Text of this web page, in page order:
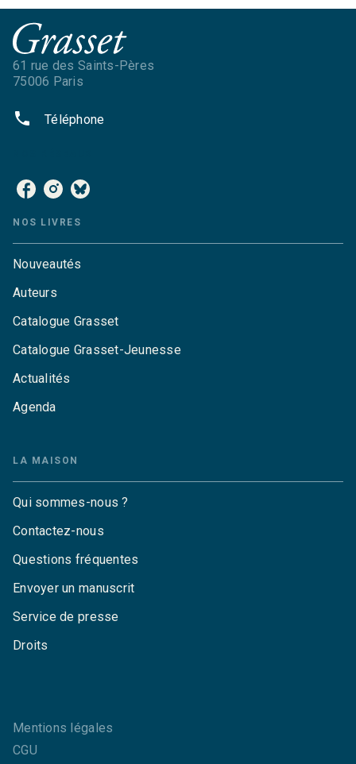
61 rue des Saints-Pères
75006 Paris
phone Téléphone
NOS LIVRES
Nouveautés
Auteurs
Catalogue Grasset
Catalogue Grasset-Jeunesse
Actualités
Agenda
LA MAISON
Qui sommes-nous ?
Contactez-nous
Questions fréquentes
Envoyer un manuscrit
Service de presse
Droits
Mentions légales
CGU